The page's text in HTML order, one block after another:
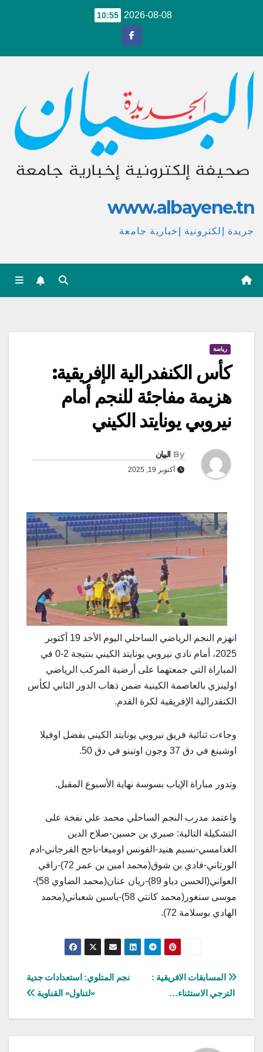
2026-08-08
10:55
www.albayene.tn
جريدة إلكترونية إخبارية جامعة
رياضة
كأس الكنفدرالية الإفريقية:
هزيمة مفاجئة للنجم أمام
نيروبي يونايتد الكيني
By البيان
أكتوبر 19, 2025
انهزم النجم الرياضي الساحلي اليوم الأحد 19 أكتوبر
2025، أمام نادي نيروبي يونايتد الكيني بنتيجة 2-0 في
المباراة التي جمعتهما على أرضية المركب الرياضي
اولينزي بالعاصمة الكينية ضمن ذهاب الدور الثاني لكأس
الكنفدرالية الإفريقية لكرة القدم.
وجاءت ثنائية فريق نيروبي يونايتد الكيني بفضل اوفيلا
اوشينغ في دق 37 وجون اوتينو في دق 50.
وتدور مباراة الإياب بسوسة نهاية الأسبوع المقبل.
واعتمد مدرب النجم الساحلي محمد علي نفخة على
التشكيلة التالية: صبري بن حسين-صلاح الدين
الغدامسي-نسيم هنيد-الفونس اوميغا-ناجح الفرجاني-ادم
الورتاني-فادي بن شوق(محمد امين بن عمر 72)-راقي
العواني(الحسن دياو 89)-ريان عنان(محمد الضاوي 58)-
موسى سنغور(محمد كانتي 58)-ياسين شعباني(محمد
الهادي بوسلامة 72).
تصفّح
المقالات
نجم المتلوي: استعدادات جدية
«لتناول» القناوية
المسابقات الافريقية :
الترجي الاستثناء…